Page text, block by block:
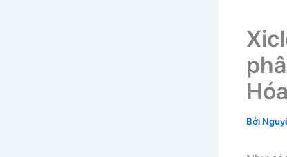
Bởi